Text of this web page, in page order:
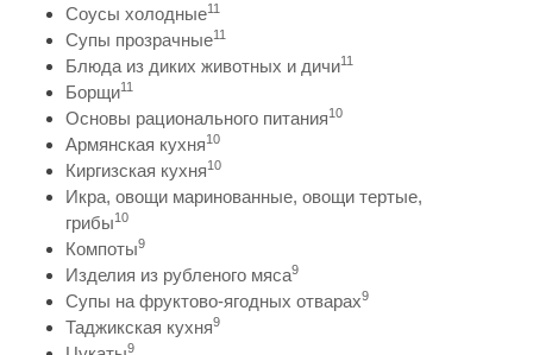
Соусы холодные11
Супы прозрачные11
Блюда из диких животных и дичи11
Борщи11
Основы рационального питания10
Армянская кухня10
Киргизская кухня10
Икра, овощи маринованные, овощи тертые,
грибы10
Компоты9
Изделия из рубленого мяса9
Супы на фруктово-ягодных отварах9
Таджикская кухня9
9